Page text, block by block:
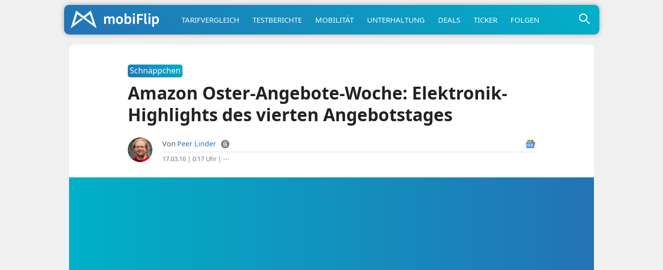
TARIFVERGLEICH TESTBERICHTE MOBILITÄT UNTERHALTUNG DEALS TICKER FOLGEN
Schnäppchen
Amazon Oster-Angebote-Woche: Elektronik-
Highlights des vierten Angebotstages
Von Peer Linder
17.03.16 | 0:17 Uhr| ⋯